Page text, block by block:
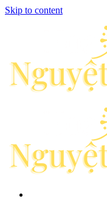
Skip to content